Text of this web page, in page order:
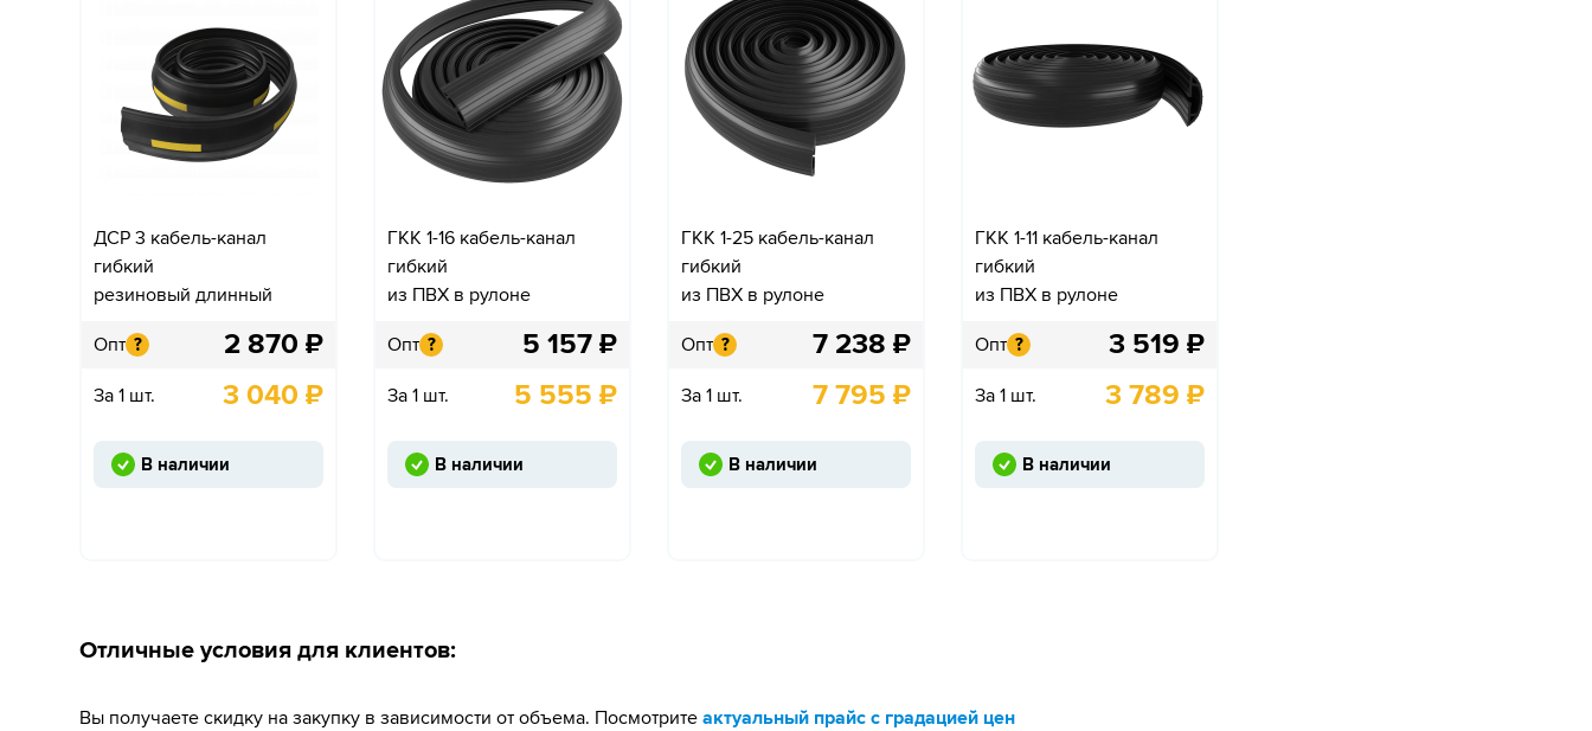
ДСР 3 кабель-канал
гибкий
резиновый длинный
Опт ? 2 870 ₽
За 1 шт. 3 040 ₽
В наличии
ГКК 1-16 кабель-канал
гибкий
из ПВХ в рулоне
Опт ? 5 157 ₽
За 1 шт. 5 555 ₽
В наличии
ГКК 1-25 кабель-канал
гибкий
из ПВХ в рулоне
Опт ? 7 238 ₽
За 1 шт. 7 795 ₽
В наличии
ГКК 1-11 кабель-канал
гибкий
из ПВХ в рулоне
Опт ? 3 519 ₽
За 1 шт. 3 789 ₽
В наличии
Отличные условия для клиентов:
Вы получаете скидку на закупку в зависимости от объема. Посмотрите актуальный прайс с градацией цен